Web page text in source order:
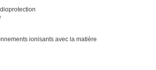
ionisants avec la matière